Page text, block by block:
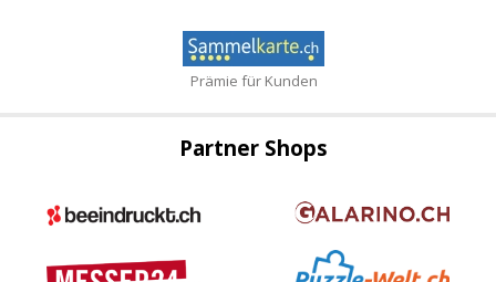
Prämie für Kunden
Partner Shops